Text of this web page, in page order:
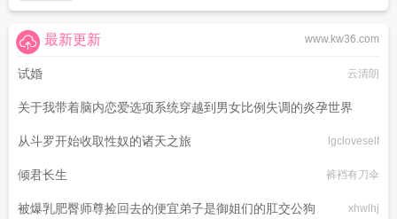
www.kw36.com
最新更新
试婚 云清朗
关于我带着脑内恋爱选项系统穿越到男女比例失调的炎孕世界
黑月何时嚎叫
从斗罗开始收取性奴的诸天之旅 lgcloveself
倾君长生 裤裆有刀伞
被爆乳肥臀师尊捡回去的便宜弟子是御姐们的肛交公狗 xhwlhj